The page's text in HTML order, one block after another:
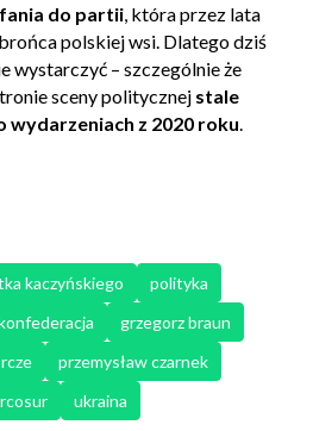
do partii , która przez lata
polskiej wsi. Dlatego dziś
wystarczyć – szczególnie że
sceny politycznej stale
z 2020 roku
kaczyńskiego
polityka
grzegorz braun
przemysław czarnek
ukraina